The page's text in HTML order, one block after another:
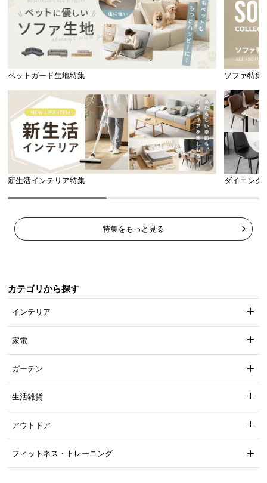
ペットガード生地特集 ソファ特集
新生活インテリア特集 ダイニング
特集をもっと見る
カテゴリから探す
インテリア
家電
ガーデン
生活雑貨
アウトドア
フィットネス・トレーニング